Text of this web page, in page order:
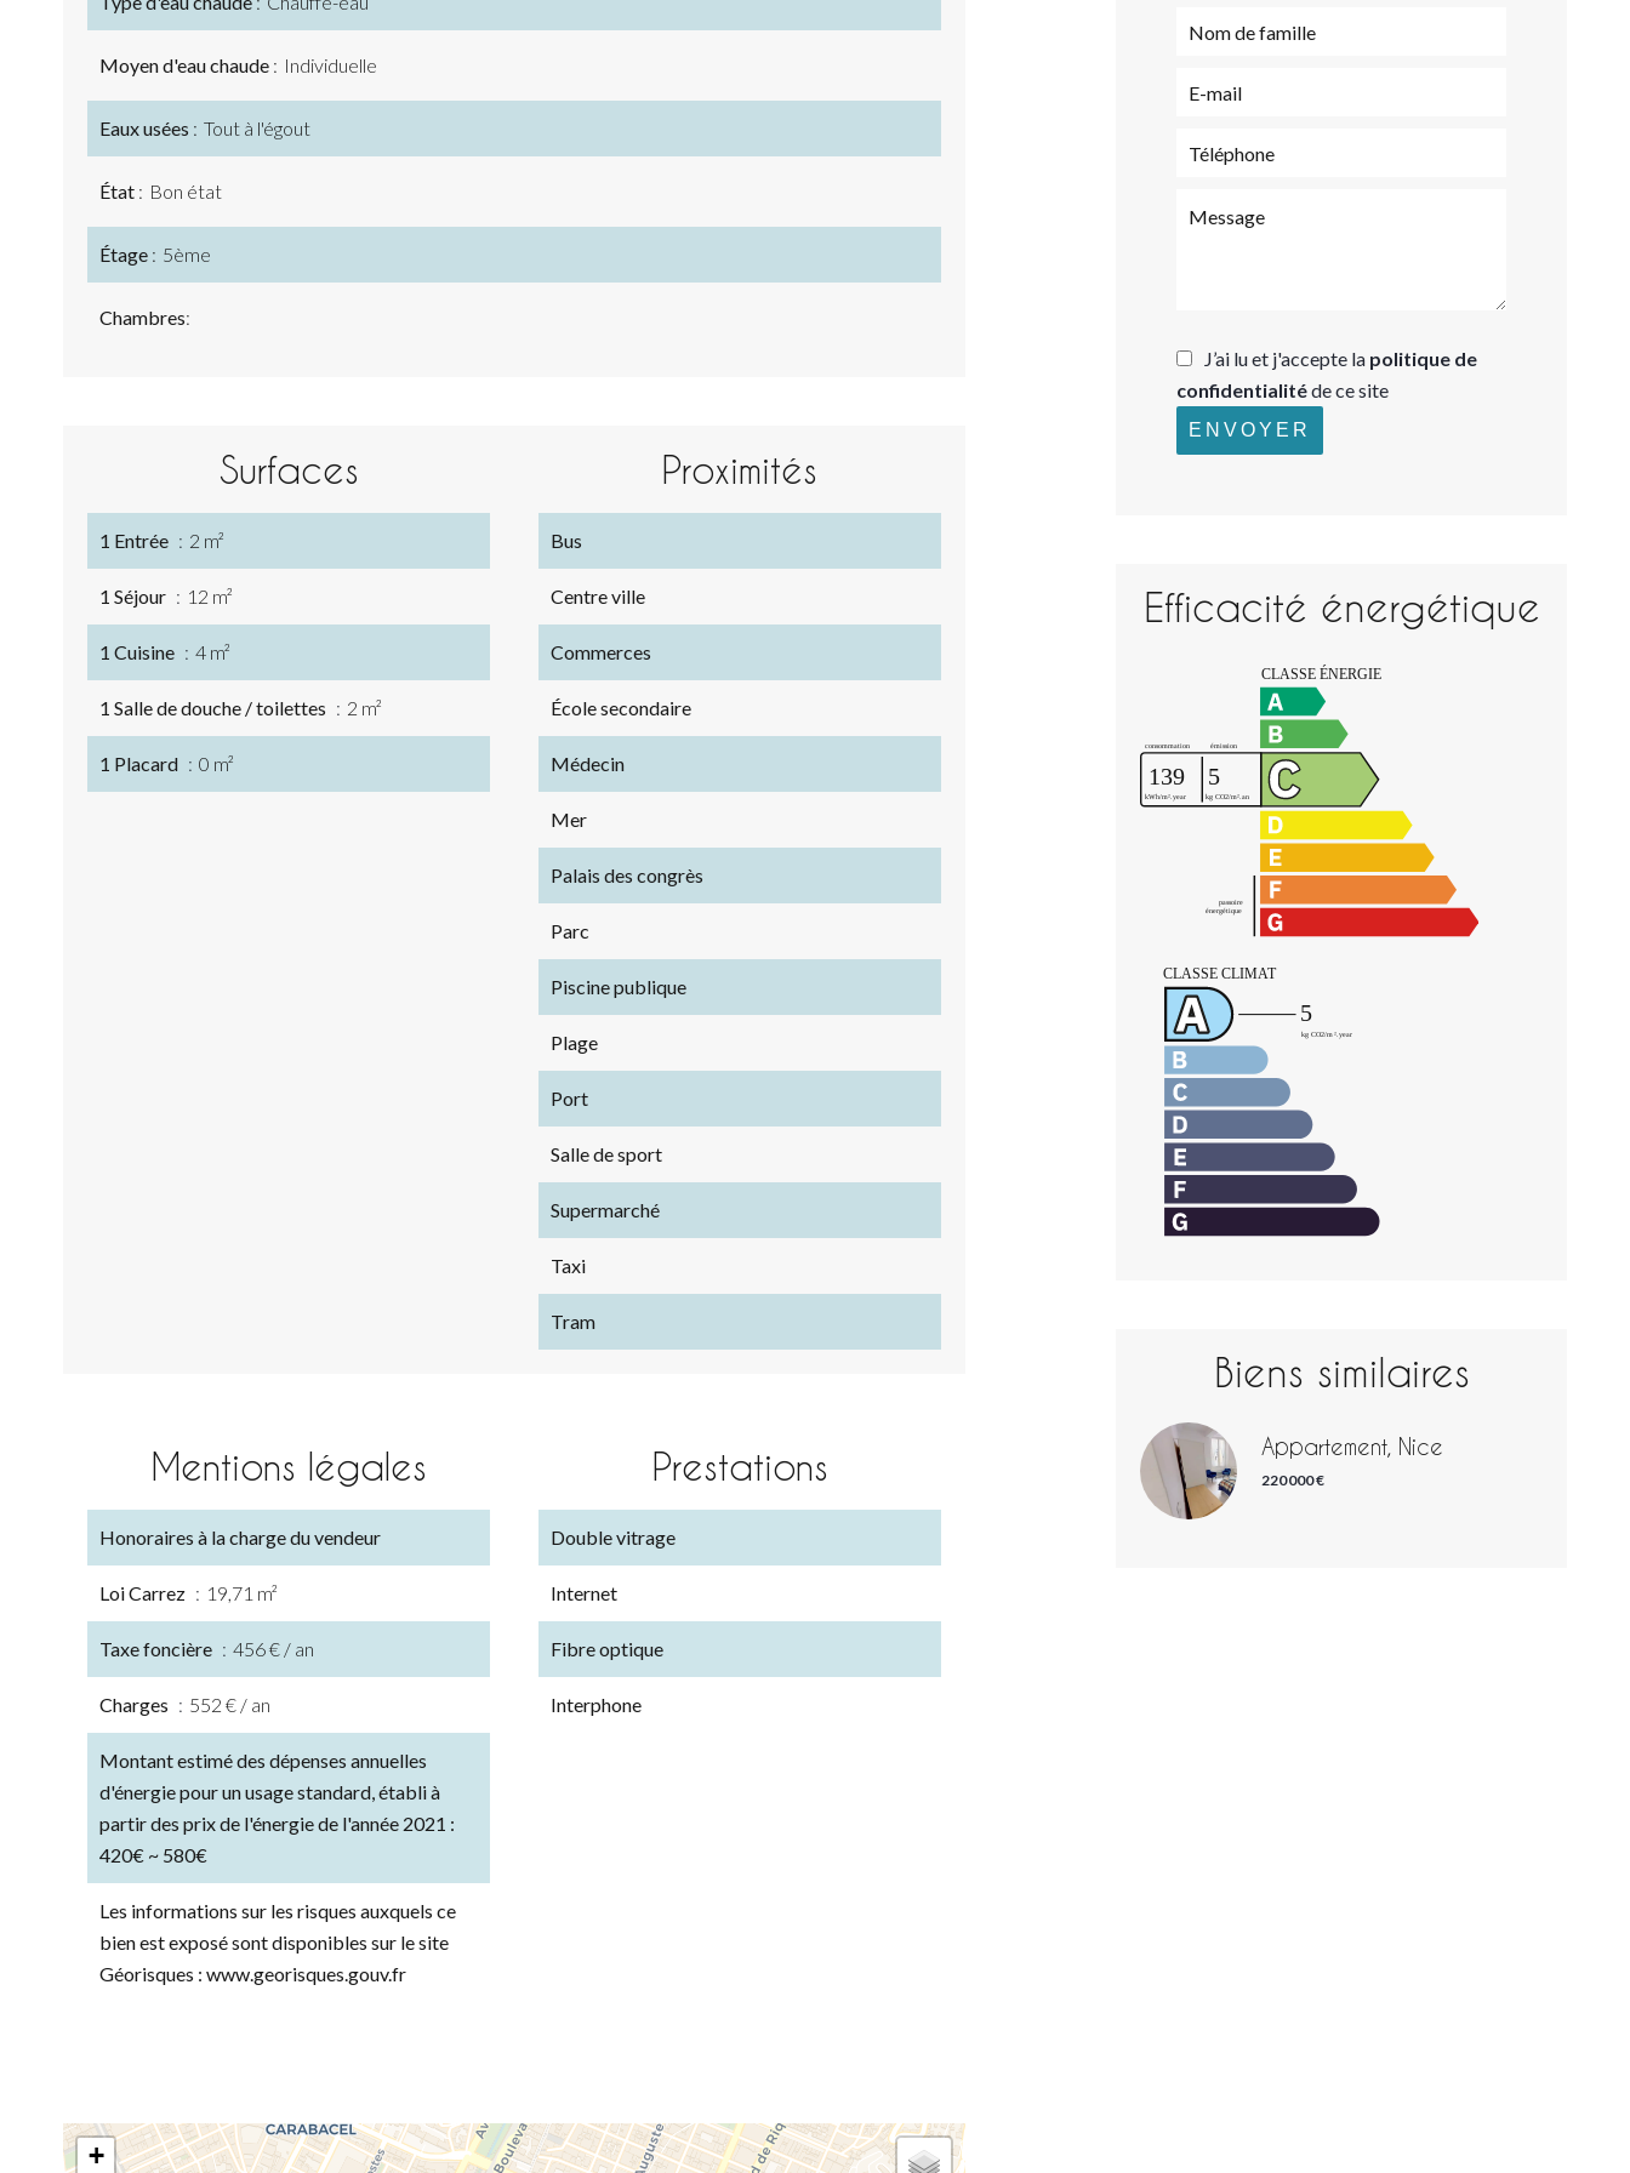
Moyen d'eau chaude Individuelle
Eaux usées Tout à l'égout
État Bon état
Étage 5ème
Chambres
Surfaces
1 Entrée 2 m²
1 Séjour 12 m²
1 Cuisine 4 m²
1 Salle de douche / toilettes 2 m²
1 Placard 0 m²
Proximités
Bus
Centre ville
Commerces
École secondaire
Médecin
Mer
Palais des congrès
Parc
Piscine publique
Plage
Port
Salle de sport
Supermarché
Taxi
Tram
Mentions légales
Honoraires à la charge du vendeur
Loi Carrez 19,71 m²
Taxe foncière 456 € / an
Charges 552 € / an
Montant estimé des dépenses annuelles
d'énergie pour un usage standard, établi à
partir des prix de l'énergie de l'année 2021 :
420€ ~ 580€
Les informations sur les risques auxquels ce
bien est exposé sont disponibles sur le site
Géorisques : www.georisques.gouv.fr
Prestations
Double vitrage
Internet
Fibre optique
Interphone
+
J’ai lu et j'accepte la politique de
confidentialitéde ce site
ENVOYER
Efficacité énergétique
Biens similaires
Appartement, Nice
220 000 €